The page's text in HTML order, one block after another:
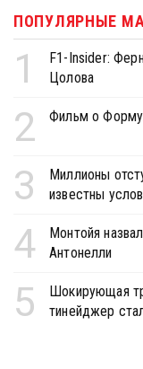
ПОПУЛЯРНЫЕ
1
F1-Insider:
Цолова
2 Фильм о
3
Миллионы
известны
4
Монтойя
Антонелли
5
Шокирующая
тинейджер